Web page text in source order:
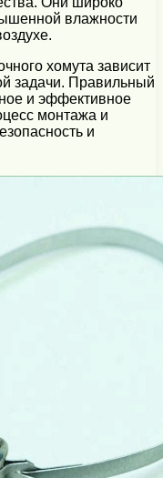
влажности
хомута зависит
задачи. Правильный
и эффективное
монтажа и
и